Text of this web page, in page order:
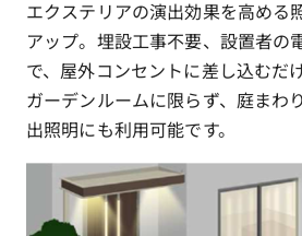
エクステリアの演出効果を高める
アップ。埋設工事不要、設置者の
で、屋外コンセントに差し込むだ
ガーデンルームに限らず、庭まわ
出照明にも利用可能です。